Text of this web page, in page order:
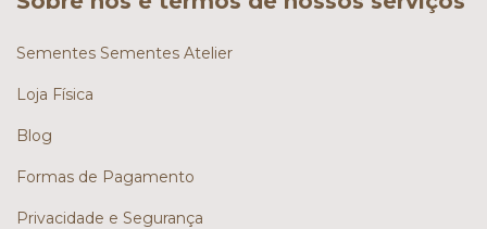
Sementes Sementes Atelier
Loja Física
Blog
Formas de Pagamento
Privacidade e Segurança